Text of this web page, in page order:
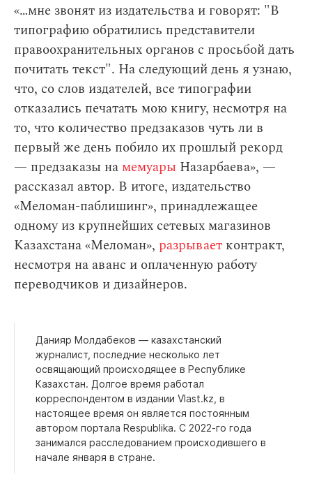
«…мне звонят из издательства и говорят: "В
типографию обратились представители
правоохранительных органов с просьбой дать
почитать текст". На следующий день я узнаю,
что, со слов издателей, все типографии
отказались печатать мою книгу, несмотря на
то, что количество предзаказов чуть ли в
первый же день побило их прошлый рекорд
— предзаказы на мемуары Назарбаева», —
рассказал автор. В итоге, издательство
«Меломан-паблишинг», принадлежащее
одному из крупнейших сетевых магазинов
Казахстана «Меломан», разрывает контракт,
несмотря на аванс и оплаченную работу
переводчиков и дизайнеров.
Данияр Молдабеков — казахстанский
журналист, последние несколько лет
освящающий происходящее в Республике
Казахстан. Долгое время работал
корреспондентом в издании Vlast.kz, в
настоящее время он является постоянным
автором портала Respublika. С 2022-го года
занимался расследованием происходившего в
начале января в стране.